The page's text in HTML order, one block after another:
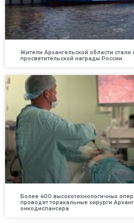
Жители Архангельской области стали
просветительской награды России
Более 400 высокотехнологичных
проводят торакальные хирурги
онкодиспансера